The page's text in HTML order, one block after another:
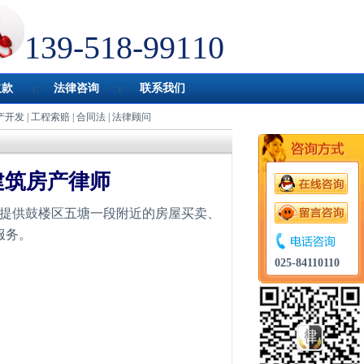
139-518-99110
法律咨询 联系我们
开发 工程索赔 合同法 法律顾问
房产律师
鼓楼区五塘一段附近的房屋买卖、
。
025-84110110